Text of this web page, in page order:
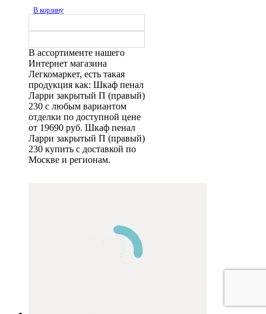
В корзину
В ассортименте нашего
Интернет магазина
Легкомаркет, есть такая
продукция как: Шкаф пенал
Ларри закрытый П (правый)
230 с любым вариантом
отделки по доступной цене
от 19690 руб. Шкаф пенал
Ларри закрытый П (правый)
230 купить с доставкой по
Москве и регионам.